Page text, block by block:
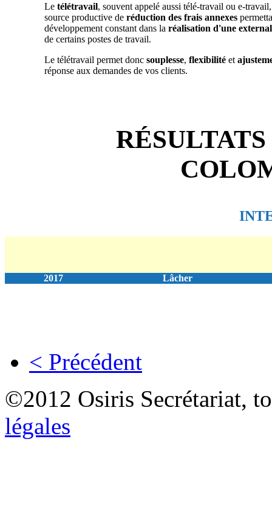
Le télétravail, souvent appelé aussi télé-travail ou e-
source productive de réduction des frais annexes
développement constant dans la réalisation d'une
de certains postes de travail.
Le télétravail permet donc souplesse, flexibilité et
réponse aux demandes de vos clients.
2017 Lâcher
< Précédent
©2012 Osiris Secrétariat,
légales